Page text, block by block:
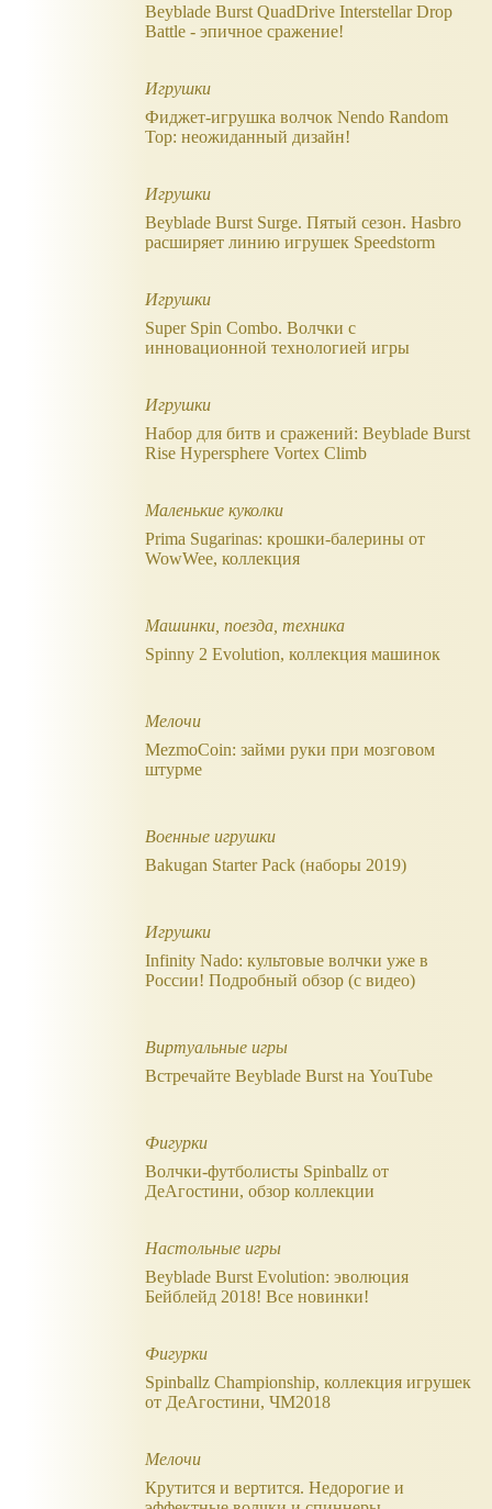
Beyblade Burst QuadDrive Interstellar Drop
Battle - эпичное сражение!
Игрушки
Фиджет-игрушка волчок Nendo Random
Top: неожиданный дизайн!
Игрушки
Beyblade Burst Surge. Пятый сезон. Hasbro
расширяет линию игрушек Speedstorm
Игрушки
Super Spin Combo. Волчки с
инновационной технологией игры
Игрушки
Набор для битв и сражений: Beyblade Burst
Rise Hypersphere Vortex Climb
Маленькие куколки
Prima Sugarinas: крошки-балерины от
WowWee, коллекция
Машинки, поезда, техника
Spinny 2 Evolution, коллекция машинок
Мелочи
MezmoCoin: займи руки при мозговом
штурме
Военные игрушки
Bakugan Starter Pack (наборы 2019)
Игрушки
Infinity Nado: культовые волчки уже в
России! Подробный обзор (с видео)
Виртуальные игры
Встречайте Beyblade Burst на YouTube
Фигурки
Волчки-футболисты Spinballz от
ДеАгостини, обзор коллекции
Настольные игры
Beyblade Burst Evolution: эволюция
Бейблейд 2018! Все новинки!
Фигурки
Spinballz Championship, коллекция игрушек
от ДеАгостини, ЧМ2018
Мелочи
Крутится и вертится. Недорогие и